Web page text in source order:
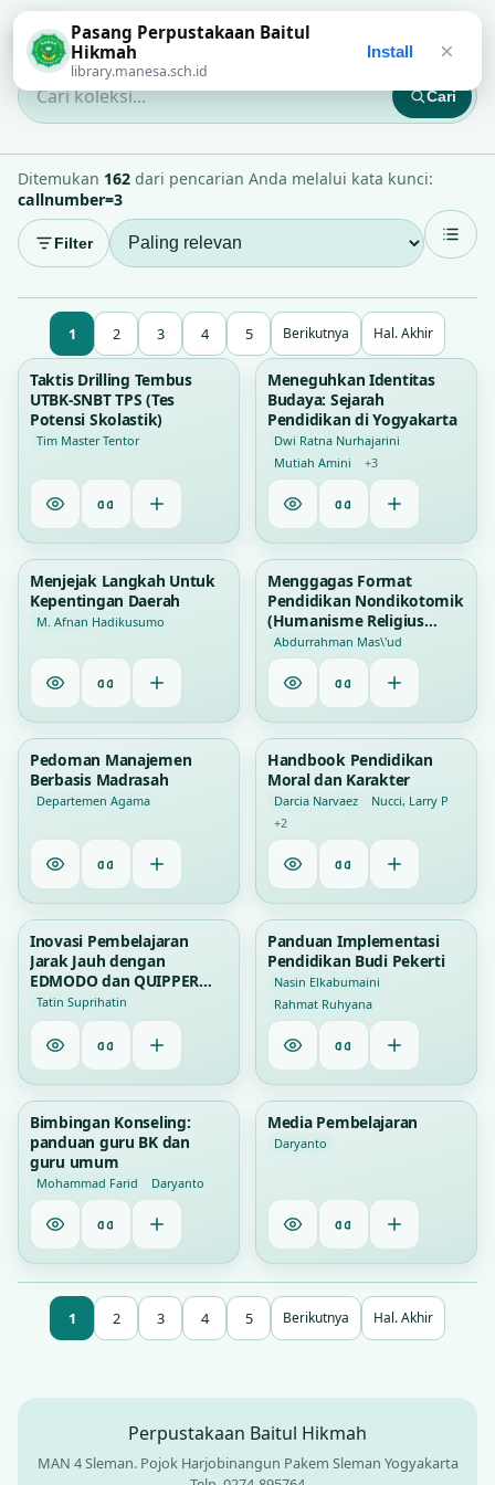
Perpustakaan Baitul Hikmah
Cari koleksi... Cari
Ditemukan 162 dari pencarian Anda melalui kata kunci:
callnumber=3
Filter
1 2 3 4 5 Berikutnya Hal. Akhir
194
Taktis Drilling Tembus
UTBK-SNBT TPS (Tes
Potensi Skolastik)
Tim Master Tentor
0
Meneguhkan Identitas
Budaya: Sejarah
Pendidikan di Yogyakarta
Dwi Ratna Nurhajarini
Mutiah Amini
+3
Menjejak Langkah Untuk
Kepentingan Daerah
M. Afnan Hadikusumo
Menggagas Format
Pendidikan Nondikotomik
(Humanisme Religius
sebagai …
Abdurrahman Mas\'ud
Pedoman Manajemen
Berbasis Madrasah
Departemen Agama
Handbook Pendidikan
Moral dan Karakter
Darcia Narvaez
Nucci, Larry P
+2
Inovasi Pembelajaran
Jarak Jauh dengan
EDMODO dan QUIPPER
SCHOOL
Tatin Suprihatin
Panduan Implementasi
Pendidikan Budi Pekerti
Nasin Elkabumaini
Rahmat Ruhyana
Bimbingan Konseling:
panduan guru BK dan
guru umum
Mohammad Farid Daryanto
Media Pembelajaran
Daryanto
1 2 3 4 5 Berikutnya Hal. Akhir
Perpustakaan Baitul Hikmah
MAN 4 Sleman. Pojok Harjobinangun Pakem Sleman Yogyakarta
Pasang Perpustakaan Baitul
Hikmah
library.manesa.sch.id
Install ×